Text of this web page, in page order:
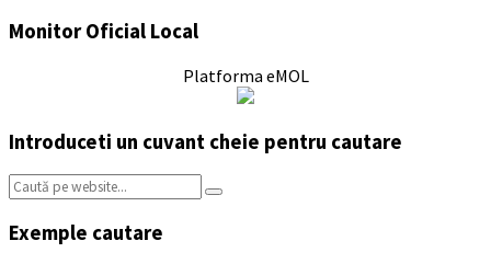
Monitor Oficial Local
Platforma eMOL
Introduceti un cuvant cheie pentru cautare
Search:
Exemple cautare